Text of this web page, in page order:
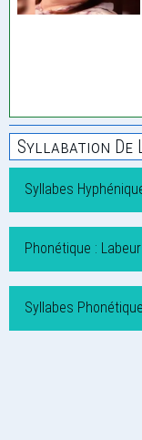
Syllabation De
Syllabes
Phonétique :
Syllabes